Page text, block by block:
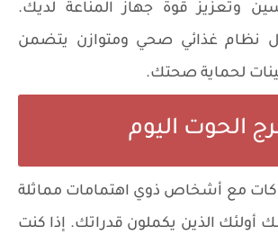
وتعزيز قوة جهاز المناعة لديك.
نظام غذائي صحي ومتوازن يتضمن
لحماية صحتك.
الحوت اليوم
مع أشخاص ذوي اهتمامات مماثلة
أولئك الذين يكملون قدراتك. إذا كنت